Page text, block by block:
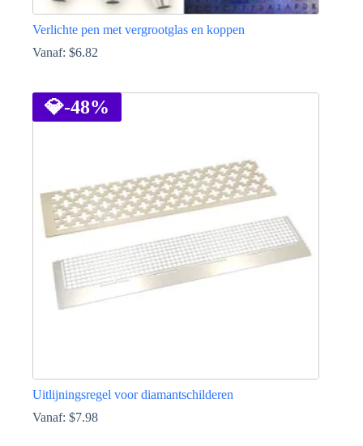
Verlichte pen met vergrootglas en koppen
Vanaf: $6.82
heeft
meerdere
gekozen
worden
op
productpagina
💎-48%
Uitlijningsregel voor diamantschilderen
Vanaf: $7.98